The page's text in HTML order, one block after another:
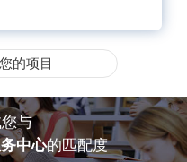
的项目
与
中心的匹配度